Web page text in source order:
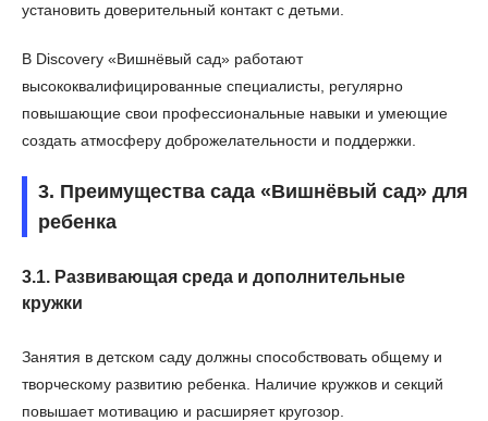
установить доверительный контакт с детьми.
В Discovery «Вишнёвый сад» работают
высококвалифицированные специалисты, регулярно
повышающие свои профессиональные навыки и умеющие
создать атмосферу доброжелательности и поддержки.
3. Преимущества сада «Вишнёвый сад» для
ребенка
3.1. Развивающая среда и дополнительные
кружки
Занятия в детском саду должны способствовать общему и
творческому развитию ребенка. Наличие кружков и секций
повышает мотивацию и расширяет кругозор.